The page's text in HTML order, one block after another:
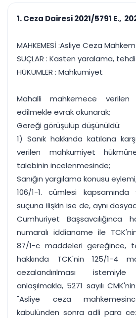
Duruşma ve görev
takvimi
Bildirim
Süreleri asla kaçırmayın
Tek panelde uçtan uca yönetim
Tüm özellikleri inceleyin
1. Ceza Dairesi 2021/5791 E.,
MAHKEMESİ :Asliye Ceza
SUÇLAR : Kasten yaralama,
HÜKÜMLER : Mahkumiyet
Mahalli mahkemece verilen
edilmekle evrak okunarak;
Gereği görüşülüp düşünüldü:
1) Sanık hakkında katılana
verilen mahkumiyet
talebinin incelenmesinde;
Sanığın yargılama konusu eylemi,
106/1-1. cümlesi
suçuna ilişkin ise de, aynı
Cumhuriyet Başsavcılığınca
numaralı iddianame ile
87/1-c maddeleri gereğince,
hakkında TCK'nin 125/1-4
cezalandırılması
anlaşılmakla, 5271 sayılı
"Asliye ceza
kabulünden sonra adli para